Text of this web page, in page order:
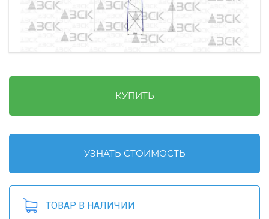
КУПИТЬ
УЗНАТЬ СТОИМОСТЬ
ТОВАР В НАЛИЧИИ